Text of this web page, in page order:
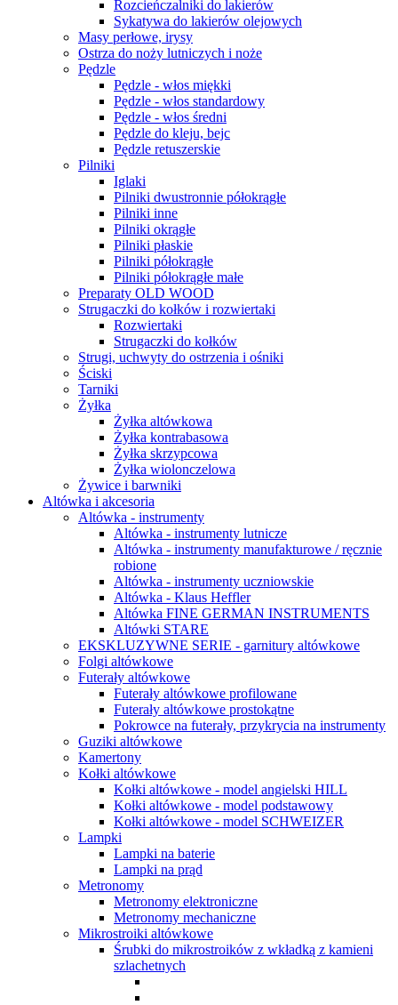
Rozcieńczalniki do lakierów
Sykatywa do lakierów olejowych
Masy perłowe, irysy
Ostrza do noży lutniczych i noże
Pędzle
Pędzle - włos miękki
Pędzle - włos standardowy
Pędzle - włos średni
Pędzle do kleju, bejc
Pędzle retuszerskie
Pilniki
Iglaki
Pilniki dwustronnie półokrągłe
Pilniki inne
Pilniki okrągłe
Pilniki płaskie
Pilniki półokrągłe
Pilniki półokrągłe małe
Preparaty OLD WOOD
Strugaczki do kołków i rozwiertaki
Rozwiertaki
Strugaczki do kołków
Strugi, uchwyty do ostrzenia i ośniki
Ściski
Tarniki
Żyłka
Żyłka altówkowa
Żyłka kontrabasowa
Żyłka skrzypcowa
Żyłka wiolonczelowa
Żywice i barwniki
Altówka i akcesoria
Altówka - instrumenty
Altówka - instrumenty lutnicze
Altówka - instrumenty manufakturowe / ręcznie
robione
Altówka - instrumenty uczniowskie
Altówka - Klaus Heffler
Altówka FINE GERMAN INSTRUMENTS
Altówki STARE
EKSKLUZYWNE SERIE - garnitury altówkowe
Folgi altówkowe
Futerały altówkowe
Futerały altówkowe profilowane
Futerały altówkowe prostokątne
Pokrowce na futerały, przykrycia na instrumenty
Guziki altówkowe
Kamertony
Kołki altówkowe
Kołki altówkowe - model angielski HILL
Kołki altówkowe - model podstawowy
Kołki altówkowe - model SCHWEIZER
Lampki
Lampki na baterie
Lampki na prąd
Metronomy
Metronomy elektroniczne
Metronomy mechaniczne
Mikrostroiki altówkowe
Śrubki do mikrostroików z wkładką z kamieni
szlachetnych